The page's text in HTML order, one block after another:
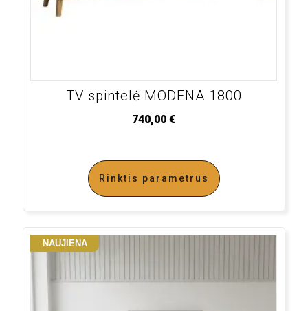
TV spintelė MODENA 1800
740,00€
Rinktis parametrus
NAUJIENA